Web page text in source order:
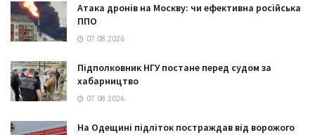
Атака дронів на Москву: чи ефективна російська
ППО
07.08.2026
Підполковник НГУ постане перед судом за
хабарництво
07.08.2026
На Одещині підліток постраждав від ворожого